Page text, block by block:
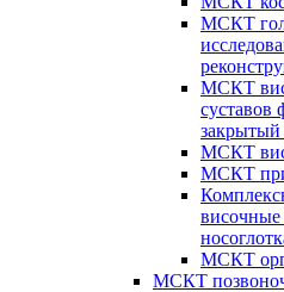
МСКТ
МСКТ
суставов
закрытый
МСКТ
МСКТ
височные
МСКТ
МСКТ